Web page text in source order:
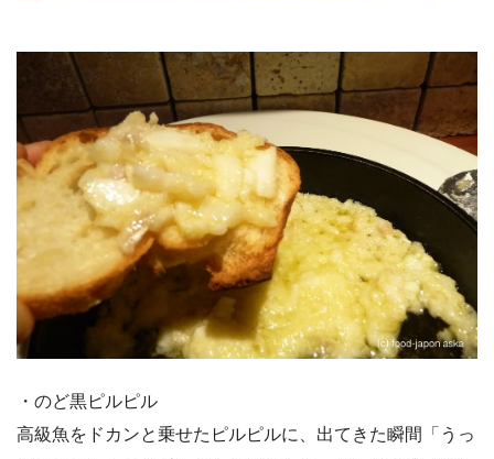
・のど黒ピルピル
高級魚をドカンと乗せたピルピルに、出てきた瞬間「うっ